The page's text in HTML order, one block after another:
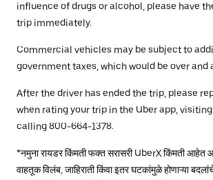
influence of drugs or alcohol, please have
trip immediately.
Commercial vehicles may be subject to
government taxes, which would be over and
After the driver has ended the trip, please
when rating your trip in the Uber app, visiting
calling 800-664-1378.
*नमुना रायडर किंमती फक्त सरासरी UberX किंमती आहेत
वाहतूक विलंब, जाहिराती किंवा इतर घटकांमुळे होणाऱ्या